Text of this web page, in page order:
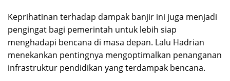
Keprihatinan terhadap dampak banjir ini juga menjadi
pengingat bagi pemerintah untuk lebih siap
menghadapi bencana di masa depan. Lalu Hadrian
menekankan pentingnya mengoptimalkan penanganan
infrastruktur pendidikan yang terdampak bencana.